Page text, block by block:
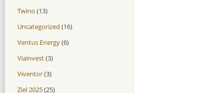
Twino (13)
Uncategorized (16)
Ventus Energy(6)
Viainvest(3)
Viventor(3)
Ziel 2025(25)